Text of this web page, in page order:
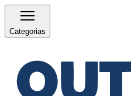
Categorias